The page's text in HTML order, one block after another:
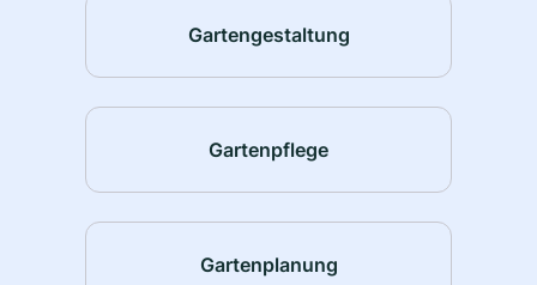
Gartengestaltung
Gartenpflege
Gartenplanung